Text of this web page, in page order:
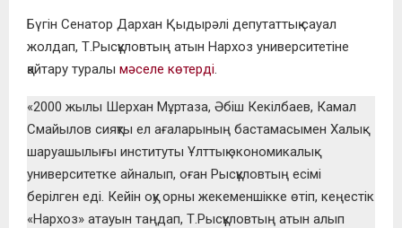
Бүгін Сенатор Дархан Қыдырәлі депутаттық сауал
жолдап, Т.Рысқұловтың атын Нархоз университетіне
қайтару туралы мәселе көтерді.
«2000 жылы Шерхан Мұртаза, Әбіш Кекілбаев, Камал
Смайылов сияқты ел ағаларының бастамасымен Халық
шаруашылығы институты Ұлттық экономикалық
университетке айналып, оған Рысқұловтың есімі
берілген еді. Кейін оқу орны жекеменшікке өтіп, кеңестік
«Нархоз» атауын таңдап, Т.Рысқұловтың атын алып